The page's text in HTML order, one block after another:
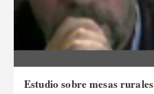
Estudio sobre mesas rurales